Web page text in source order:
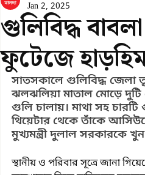
গুলিবিদ্ধ
ফুটেজে
Jan 2, 2025
সাতসকালে গুলিবিদ্ধ জেলা
ঝলঝলিয়া মাতাল মোড়ে দুটি
গুলি চালায়। মাথা সহ
থিয়েটার থেকে তাঁকে
মুখ্যমন্ত্রী দুলাল সরকারকে
স্থানীয় ও পরিবার সূত্রে জানা